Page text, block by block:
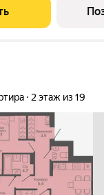
Волгограда - в
27 и
2 этаж из 19